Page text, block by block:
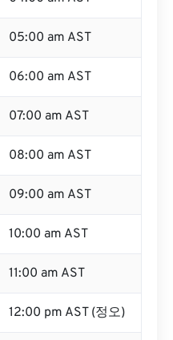
05:00 am AST
06:00 am AST
07:00 am AST
08:00 am AST
09:00 am AST
10:00 am AST
11:00 am AST
12:00 pm AST (정오)